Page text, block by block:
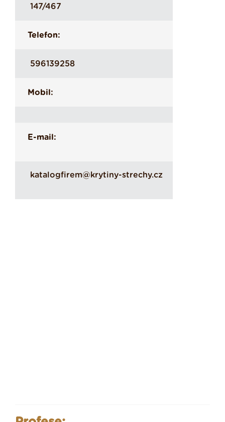
147/467
Telefon:
596139258
Mobil:
E-mail:
katalogfirem@krytiny-strechy.cz